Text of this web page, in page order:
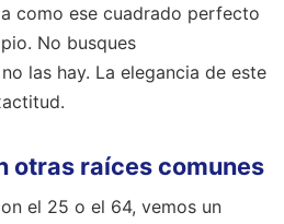
como ese cuadrado perfecto
No busques
las hay. La elegancia de este
otras raíces comunes
el 25 o el 64, vemos un